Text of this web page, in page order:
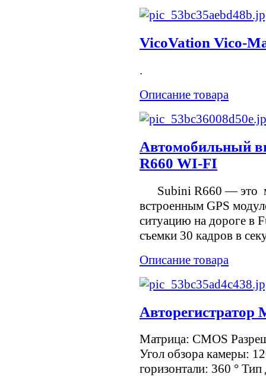
VicoVation Vico-
.
Описание товара
Автомобильный
R660 WI-FI
Subini R660 — это
встроенным GPS
ситуацию на дороге в
съемки 30 кадров в
Описание товара
Авторегистратор
Матрица: CMOS
Угол обзора камеры:
горизонтали: 360 °